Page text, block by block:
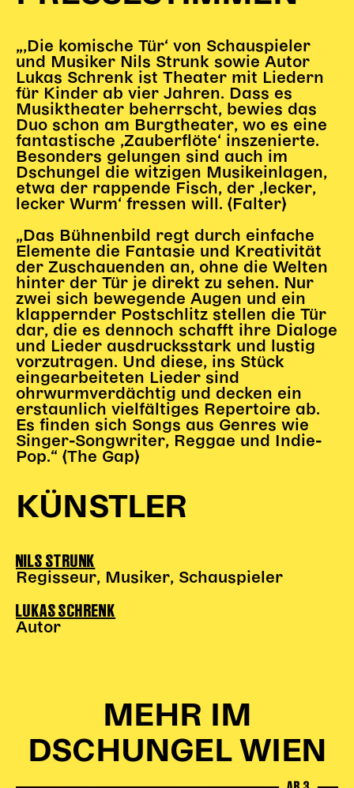
„‚Die komische Tür‘ von Schauspieler
und Musiker Nils Strunk sowie Autor
Lukas Schrenk ist Theater mit Liedern
für Kinder ab vier Jahren. Dass es
Musiktheater beherrscht, bewies das
Duo schon am Burgtheater, wo es eine
fantastische ‚Zauberflöte‘ inszenierte.
Besonders gelungen sind auch im
Dschungel die witzigen Musikeinlagen,
etwa der rappende Fisch, der ‚lecker,
lecker Wurm‘ fressen will. (Falter)
„Das Bühnenbild regt durch einfache
Elemente die Fantasie und Kreativität
der Zuschauenden an, ohne die Welten
hinter der Tür je direkt zu sehen. Nur
zwei sich bewegende Augen und ein
klappernder Postschlitz stellen die Tür
dar, die es dennoch schafft ihre Dialoge
und Lieder ausdrucksstark und lustig
vorzutragen. Und diese, ins Stück
eingearbeiteten Lieder sind
ohrwurmverdächtig und decken ein
erstaunlich vielfältiges Repertoire ab.
Es finden sich Songs aus Genres wie
Singer-Songwriter, Reggae und Indie-
Pop.“ (The Gap)
KÜNSTLER
NILS STRUNK
Regisseur, Musiker, Schauspieler
LUKAS SCHRENK
Autor
MEHR IM
DSCHUNGEL WIEN